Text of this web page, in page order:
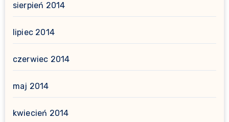
sierpień 2014
lipiec 2014
czerwiec 2014
maj 2014
kwiecień 2014